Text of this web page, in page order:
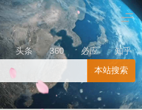
头条 360 必应
知乎
本站搜索